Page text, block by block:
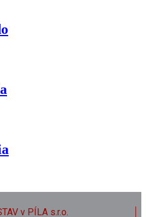
v PÍLA s.r.o.